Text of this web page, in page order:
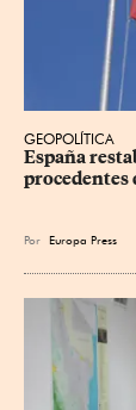
GEOPOLÍTICA
España
procedentes
Por Europa Press